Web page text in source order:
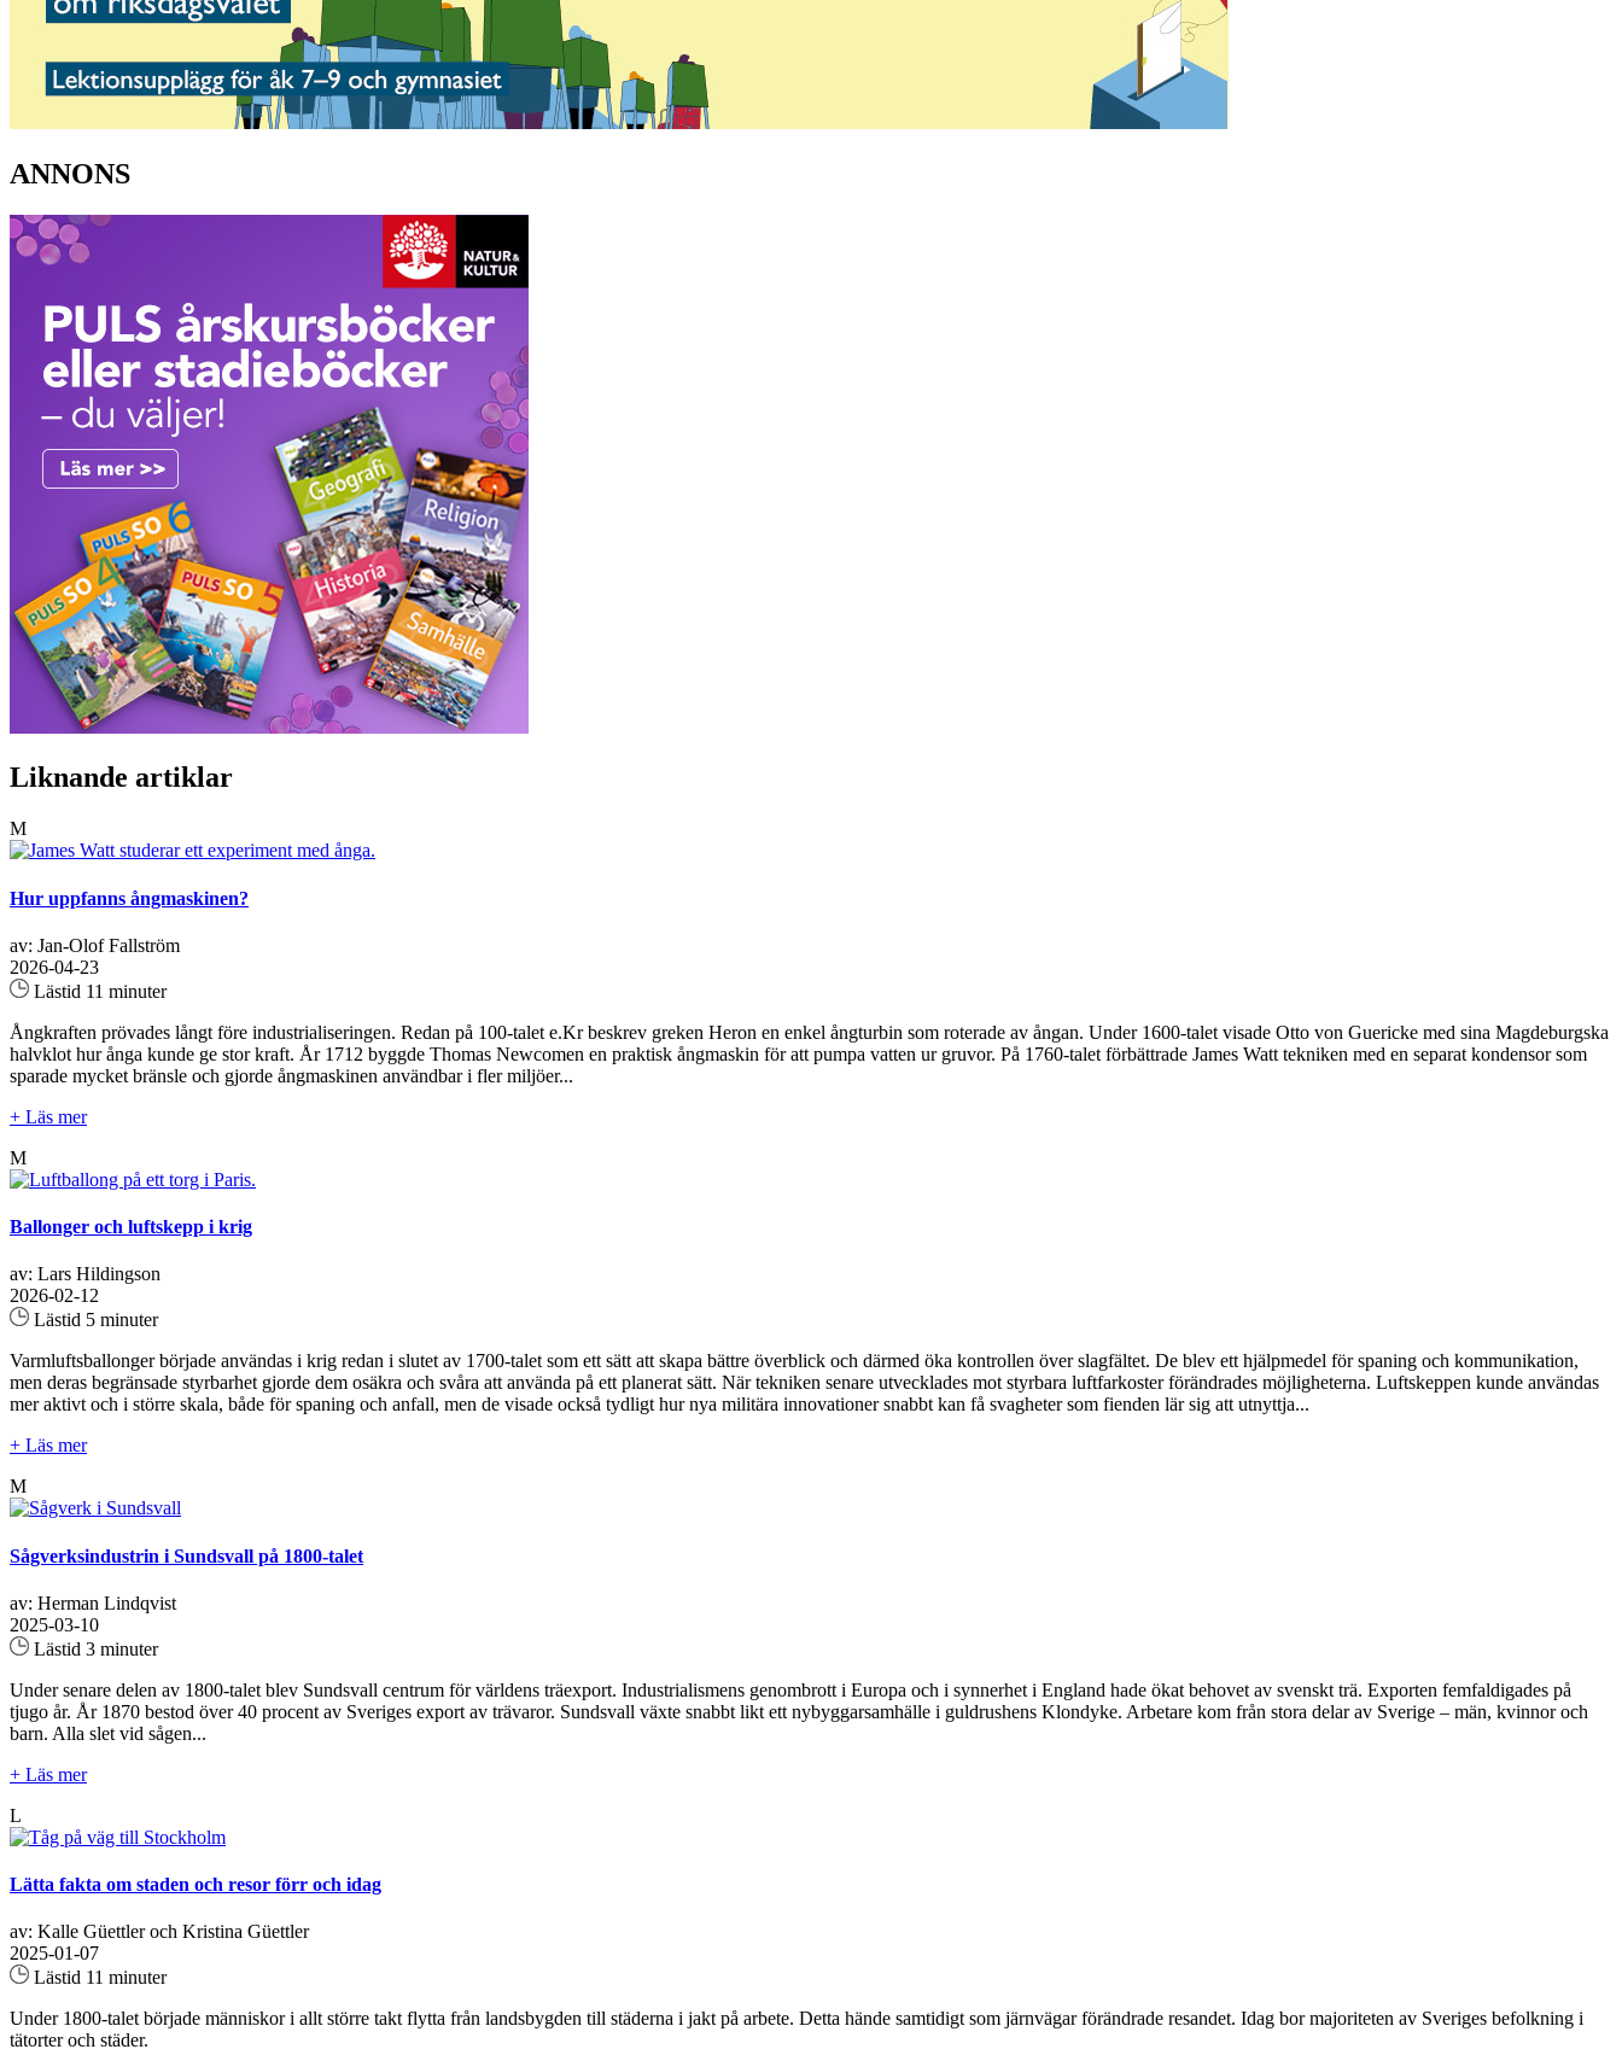
ANNONS
Liknande artiklar
M
Hur uppfanns ångmaskinen?
av: Jan-Olof Fallström
2026-04-23
Lästid 11 minuter
Ångkraften prövades långt före industrialiseringen. Redan på 100-talet e.Kr beskrev greken Heron en enkel ångturbin som roterade av ångan. Under 1600-talet visade Otto von Guericke med sina Magdeburgska
halvklot hur ånga kunde ge stor kraft. År 1712 byggde Thomas Newcomen en praktisk ångmaskin för att pumpa vatten ur gruvor. På 1760-talet förbättrade James Watt tekniken med en separat kondensor som
sparade mycket bränsle och gjorde ångmaskinen användbar i fler miljöer...
+ Läs mer
M
Ballonger och luftskepp i krig
av: Lars Hildingson
2026-02-12
Lästid 5 minuter
Varmluftsballonger började användas i krig redan i slutet av 1700-talet som ett sätt att skapa bättre överblick och därmed öka kontrollen över slagfältet. De blev ett hjälpmedel för spaning och kommunikation,
men deras begränsade styrbarhet gjorde dem osäkra och svåra att använda på ett planerat sätt. När tekniken senare utvecklades mot styrbara luftfarkoster förändrades möjligheterna. Luftskeppen kunde användas
mer aktivt och i större skala, både för spaning och anfall, men de visade också tydligt hur nya militära innovationer snabbt kan få svagheter som fienden lär sig att utnyttja...
+ Läs mer
M
Sågverksindustrin i Sundsvall på 1800-talet
av: Herman Lindqvist
2025-03-10
Lästid 3 minuter
Under senare delen av 1800-talet blev Sundsvall centrum för världens träexport. Industrialismens genombrott i Europa och i synnerhet i England hade ökat behovet av svenskt trä. Exporten femfaldigades på
tjugo år. År 1870 bestod över 40 procent av Sveriges export av trävaror. Sundsvall växte snabbt likt ett nybyggarsamhälle i guldrushens Klondyke. Arbetare kom från stora delar av Sverige – män, kvinnor och
barn. Alla slet vid sågen...
+ Läs mer
L
Lätta fakta om staden och resor förr och idag
av: Kalle Güettler och Kristina Güettler
2025-01-07
Lästid 11 minuter
Under 1800-talet började människor i allt större takt flytta från landsbygden till städerna i jakt på arbete. Detta hände samtidigt som järnvägar förändrade resandet. Idag bor majoriteten av Sveriges befolkning i
tätorter och städer.